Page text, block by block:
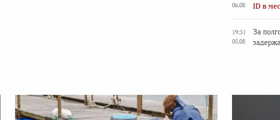
06.08
ID в
19:51
05.08
За